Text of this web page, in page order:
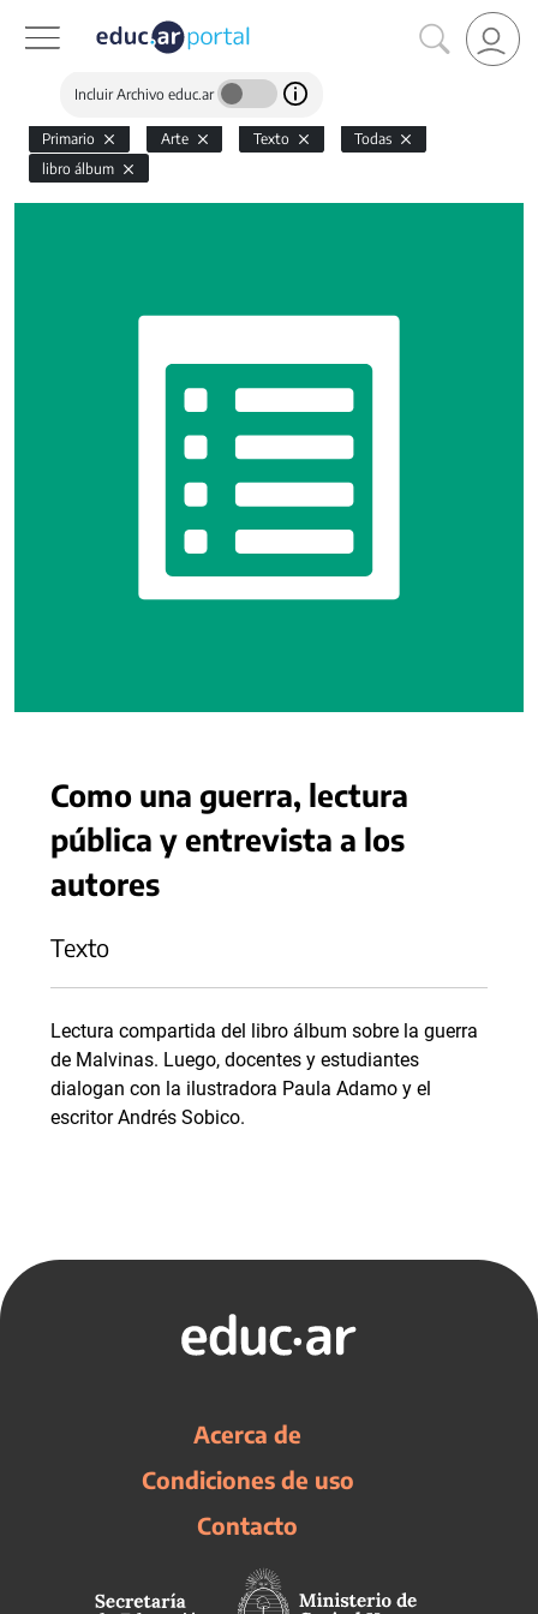
Incluir Archivo educ.ar
Primario Arte Texto
Todas
libro álbum
Como una guerra, lectura
pública y entrevista a los
autores
Texto
Lectura compartida del libro álbum sobre la guerra
de Malvinas. Luego, docentes y estudiantes
dialogan con la ilustradora Paula Adamo y el
escritor Andrés Sobico.
Acerca de
Condiciones de uso
Contacto